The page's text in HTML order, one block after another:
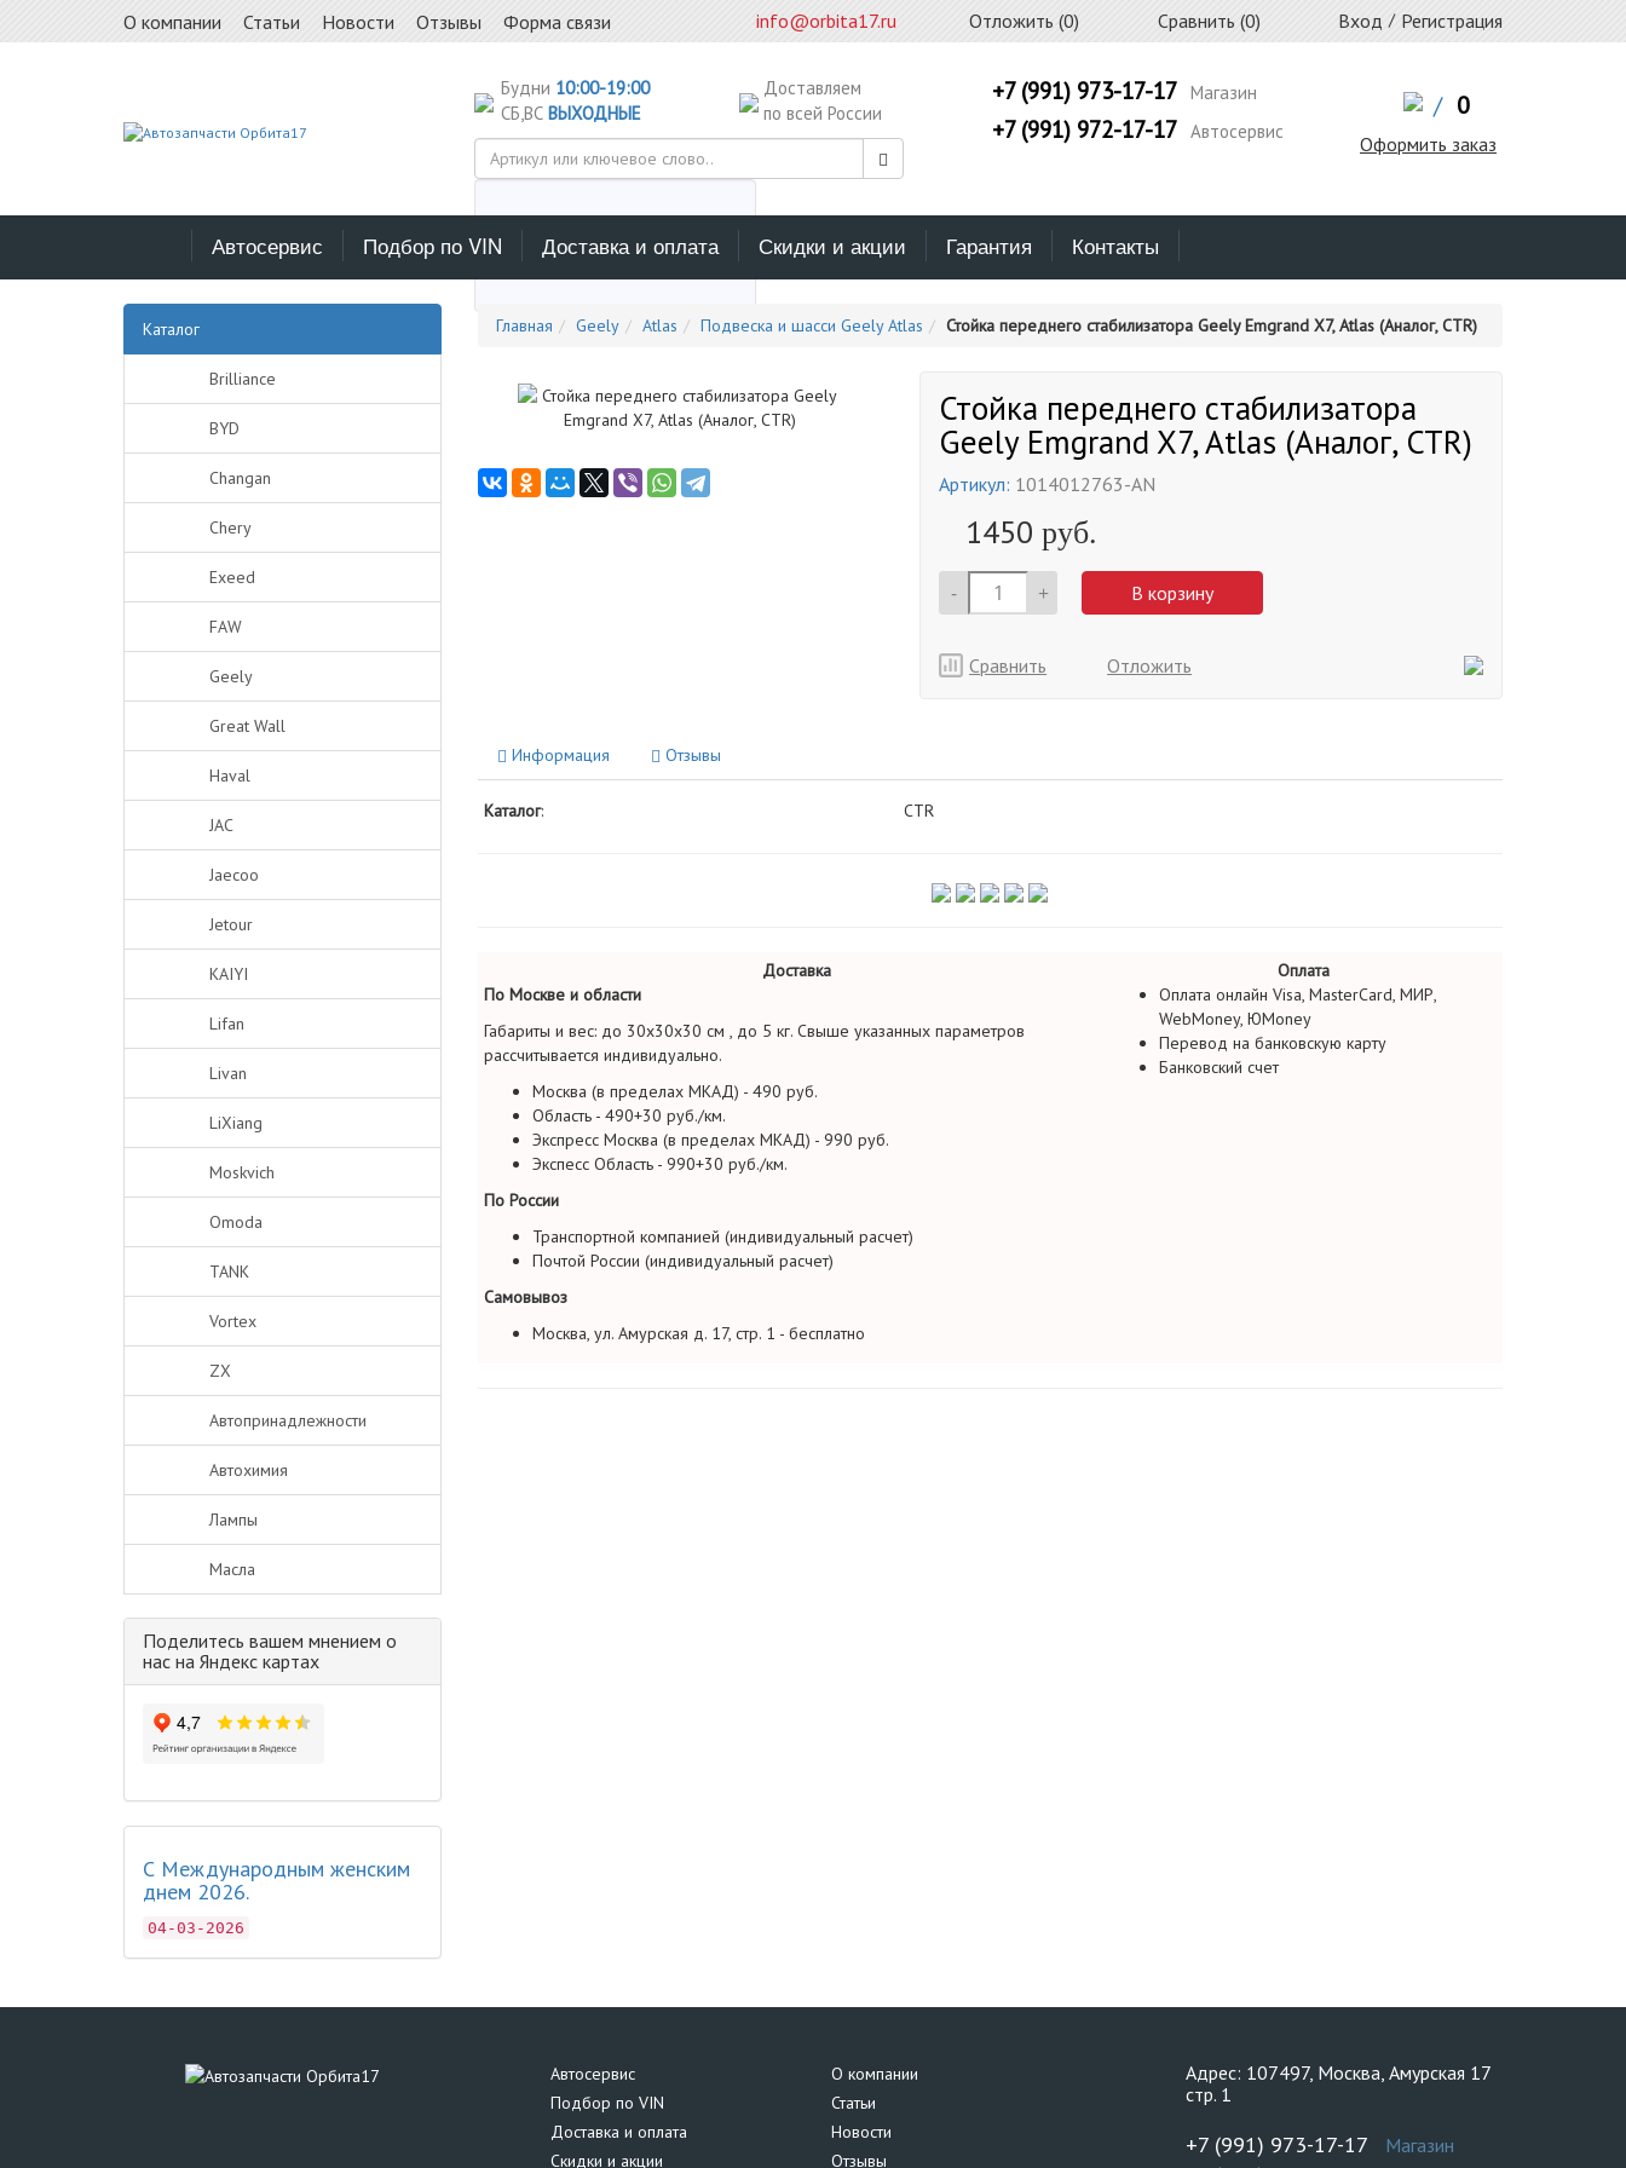
О компании Статьи Новости Отзывы Форма связи info@orbita17.ru Отложить (0) Сравнить (0) Вход / Регистрация
Будни 10:00-19:00
СБ,ВС ВЫХОДНЫЕ
Доставляем
по всей России
Выберите каталог поиска
+7 (991) 973-17-17 Магазин
+7 (991) 972-17-17 Автосервис
/ 0
Оформить заказ
Автосервис Подбор по VIN Доставка и оплата Скидки и акции Гарантия Контакты
Каталог
Brilliance
BYD
Changan
Chery
Exeed
FAW
Geely
Great Wall
Haval
JAC
Jaecoo
Jetour
KAIYI
Lifan
Livan
LiXiang
Moskvich
Omoda
TANK
Vortex
ZX
Автопринадлежности
Автохимия
Лампы
Масла
Поделитесь вашем мнением о
нас на Яндекс картах
С Международным женским
днем 2026.
04-03-2026
Главная Geely Atlas Подвеска и шасси Geely Atlas Стойка переднего стабилизатора Geely Emgrand X7, Atlas (Аналог, CTR)
Стойка переднего стабилизатора
Geely Emgrand X7, Atlas (Аналог, CTR)
Артикул: 1014012763-AN
1450 руб.
- + В корзину
Сравнить Отложить
Информация Отзывы
Каталог: CTR
Доставка
Оплата
По Москве и области
Габариты и вес: до 30х30х30 см , до 5 кг. Свыше указанных параметров
рассчитывается индивидуально.
Москва (в пределах МКАД) - 490 руб.
Область - 490+30 руб./км.
Экспресс Москва (в пределах МКАД) - 990 руб.
Экспесс Область - 990+30 руб./км.
По России
Транспортной компанией (индивидуальный расчет)
Почтой России (индивидуальный расчет)
Самовывоз
Москва, ул. Амурская д. 17, стр. 1 - бесплатно
Оплата онлайн Visa, MasterCard, МИР,
WebMoney, ЮMoney
Перевод на банковскую карту
Банковский счет
Автосервис
Подбор по VIN
Доставка и оплата
Скидки и акции
О компании
Статьи
Новости
Отзывы
Адрес: 107497, Москва, Амурская 17
стр. 1
+7 (991) 973-17-17 Магазин